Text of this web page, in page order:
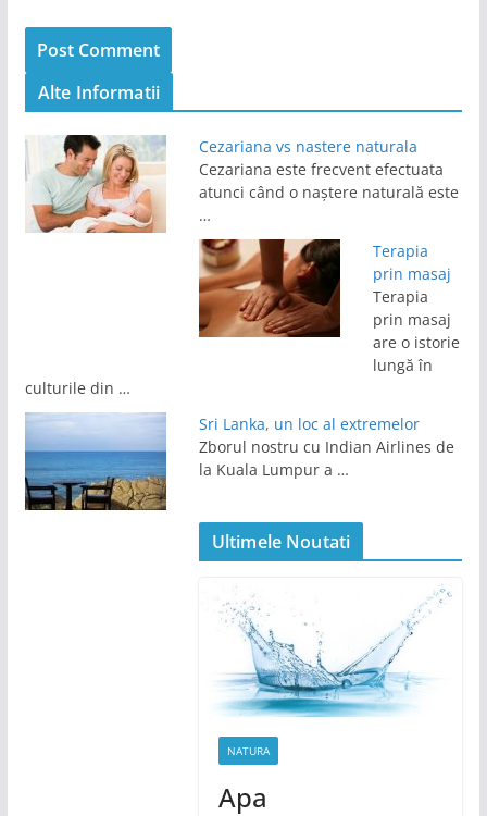
Alte Informatii
Cezariana vs nastere naturala
Cezariana este frecvent efectuata
atunci când o naștere naturală este
…
Terapia
prin masaj
Terapia
prin masaj
are o istorie
lungă în
culturile din …
Sri Lanka, un loc al extremelor
Zborul nostru cu Indian Airlines de
la Kuala Lumpur a …
Ultimele Noutati
NATURA
Apa